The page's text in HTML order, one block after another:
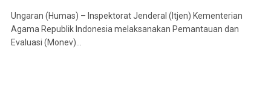
Ungaran (Humas) – Inspektorat Jenderal (Itjen) Kementerian
Agama Republik Indonesia melaksanakan Pemantauan dan
Evaluasi (Monev)…